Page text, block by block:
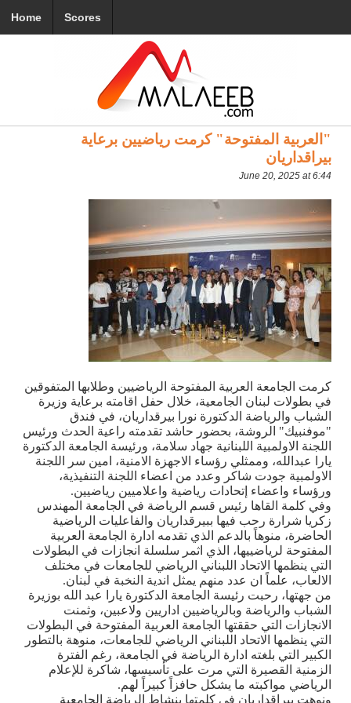
Home Scores
"العربية المفتوحة" كرمت رياضيين برعاية
بيراقداريان
June 20, 2025 at 6:44
كرمت الجامعة العربية المفتوحة الرياضيين وطلابها المتفوقين
في بطولات لبنان الجامعية، خلال حفل اقامته برعاية وزيرة
الشباب والرياضة الدكتورة نورا بيرقداريان، في فندق
"موفنبيك" الروشة، بحضور حاشد تقدمته راعية الحدث ورئيس
اللجنة الاولمبية اللبنانية جهاد سلامة، ورئيسة الجامعة الدكتورة
يارا عبدالله، وممثلي رؤساء الاجهزة الامنية، امين سر اللجنة
الاولمبية جودت شاكر وعدد من اعضاء اللجنة التنفيذية،
ورؤساء واعضاء إتحادات رياضية واعلاميين رياضيين.
وفي كلمة القاها رئيس قسم الرياضة في الجامعة المهندس
زكريا شرارة رحب فيها ببيرقداريان والفاعليات الرياضية
الحاضرة، منوهاً بالدعم الذي تقدمه ادارة الجامعة العربية
المفتوحة لرياضييها، الذي اثمر سلسلة انجازات في البطولات
التي ينظمها الاتحاد اللبناني الرياضي للجامعات في مختلف
الالعاب، علماً ان عدد منهم يمثل اندية النخبة في لبنان.
من جهتها، رحبت رئيسة الجامعة الدكتورة يارا عبد الله بوزيرة
الشباب والرياضة وبالرياضيين اداريين ولاعبين، وثمنت
الانجازات التي حققتها الجامعة العربية المفتوحة في البطولات
التي ينظمها الاتحاد اللبناني الرياضي للجامعات، منوهة بالتطور
الكبير التي بلغته ادارة الرياضة في الجامعة، رغم الفترة
الزمنية القصيرة التي مرت على تأسيسها، شاكرة للإعلام
الرياضي مواكبته ما يشكل حافزاً كبيراً لهم.
ونوهت بيراقداريان في كلمتها بنشاط الرياضة الجامعية